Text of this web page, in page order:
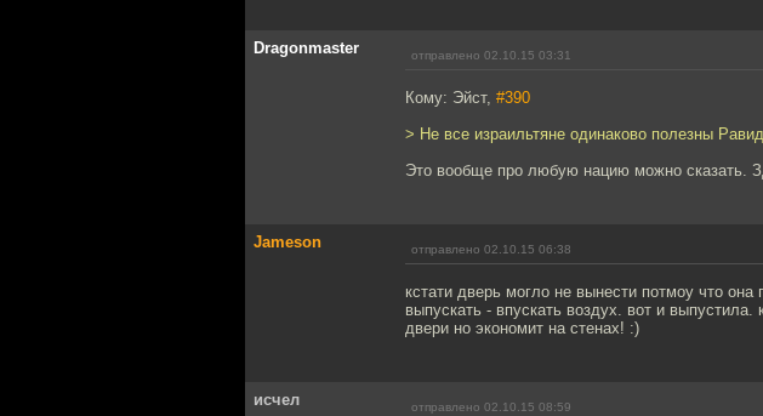
Dragonmaster отправлено 02.10.15 03:31
Кому: Эйст, #390
> Не все израильтяне одинаково полезны
Это вообще про любую нацию можно сказать.
Jameson отправлено 02.10.15 06:38
кстати дверь могло не вынести потмоу что
выпускать - впускать воздух. вот и
двери но экономит на стенах! :)
исчел отправлено 02.10.15 08:59